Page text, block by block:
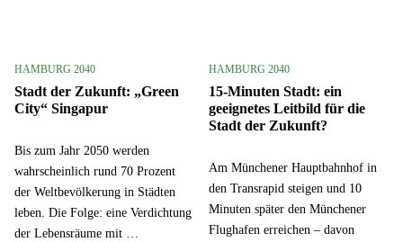
HAMBURG 2040
Stadt der Zukunft: „Green
City“ Singapur
Bis zum Jahr 2050 werden
wahrscheinlich rund 70 Prozent
der Weltbevölkerung in Städten
leben. Die Folge: eine Verdichtung
der Lebensräume mit …
HAMBURG 2040
15-Minuten Stadt: ein
geeignetes Leitbild für die
Stadt der Zukunft?
Am Münchener Hauptbahnhof in
den Transrapid steigen und 10
Minuten später den Münchener
Flughafen erreichen – davon